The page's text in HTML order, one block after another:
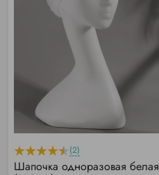
(2)
Шапочка одноразовая белая